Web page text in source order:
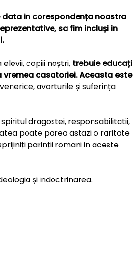
in corespondența noastra
sa fim incluși in
copiii noștri, trebuie educați
casatoriei. Aceasta este
avorturile și suferința
dragostei, responsabilitatii,
poate parea astazi o raritate
parinții romani in aceste
și indoctrinarea.